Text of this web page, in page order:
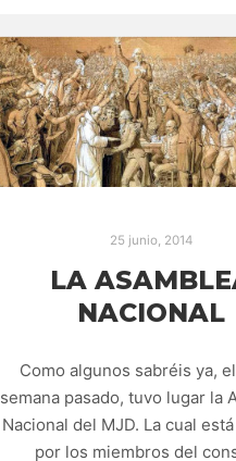
25 junio, 2014
LA
NACIONAL
Como algunos sabréis ya,
semana pasado, tuvo lugar la
Nacional del MJD. La cual
por los miembros del